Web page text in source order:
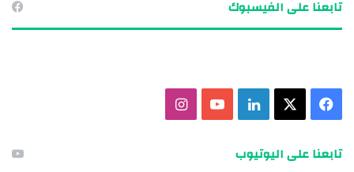
تابعنا على الفيسبوك
تابعنا على اليوتيوب